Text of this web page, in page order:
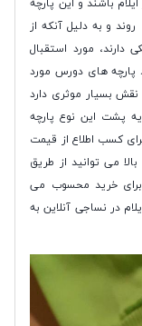
باشند و این پارچه
و به دلیل آنکه از
دارند، مورد استقبال
پارچه های دورس مورد
بسیار موثری دارد
پشت این نوع پارچه
کسب اطلاع از قیمت
می توانید از طریق
برای خرید محسوب می
در نساجی آنلاین به